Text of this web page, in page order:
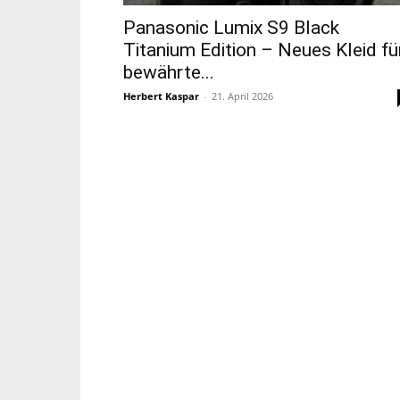
Panasonic Lumix S9 Black
Titanium Edition – Neues Kleid
bewährte...
Herbert Kaspar - 21. April 2026